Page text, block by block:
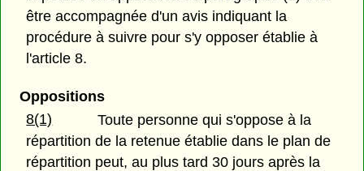
être accompagnée d'un avis indiquant la
procédure à suivre pour s'y opposer établie à
l'article 8.
Oppositions
8(1)
Toute personne qui s'oppose à la
répartition de la retenue établie dans le plan de
répartition peut, au plus tard 30 jours après la